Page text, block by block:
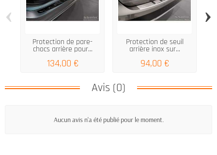
Protection de pare-
chocs arrière pour...
134,00 €
Protection de seuil
arrière inox sur...
94,00 €
‹ ›
Avis (0)
Aucun avis n'a été publié pour le moment.